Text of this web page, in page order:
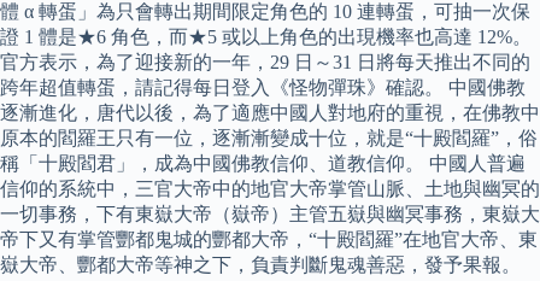
體 α 轉蛋」為只會轉出期間限定角色的 10 連轉蛋，可抽一次保
證 1 體是★6 角色，而★5 或以上角色的出現機率也高達 12%。
官方表示，為了迎接新的一年，29 日～31 日將每天推出不同的
跨年超值轉蛋，請記得每日登入《怪物彈珠》確認。 中國佛教
逐漸進化，唐代以後，為了適應中國人對地府的重視，在佛教中
原本的閻羅王只有一位，逐漸漸變成十位，就是“十殿閻羅”，俗
稱「十殿閻君」，成為中國佛教信仰、道教信仰。 中國人普遍
信仰的系統中，三官大帝中的地官大帝掌管山脈、土地與幽冥的
一切事務，下有東嶽大帝（嶽帝）主管五嶽與幽冥事務，東嶽大
帝下又有掌管酆都鬼城的酆都大帝，“十殿閻羅”在地官大帝、東
嶽大帝、酆都大帝等神之下，負責判斷鬼魂善惡，發予果報。